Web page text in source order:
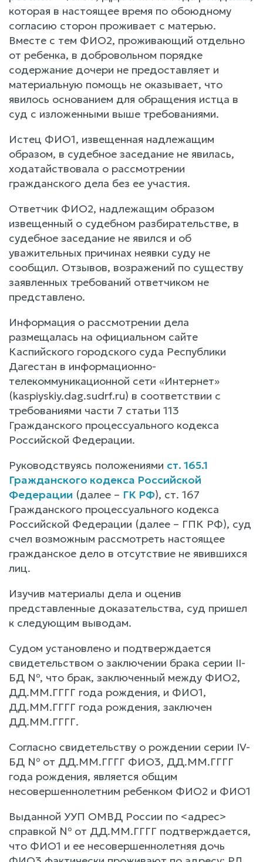
которая в настоящее время по обоюдному
согласию сторон проживает с матерью.
Вместе с тем ФИО2, проживающий отдельно
от ребенка, в добровольном порядке
содержание дочери не предоставляет и
материальную помощь не оказывает, что
явилось основанием для обращения истца в
суд с изложенными выше требованиями.
Истец ФИО1, извещенная надлежащим
образом, в судебное заседание не явилась,
ходатайствовала о рассмотрении
гражданского дела без ее участия.
Ответчик ФИО2, надлежащим образом
извещенный о судебном разбирательстве, в
судебное заседание не явился и об
уважительных причинах неявки суду не
сообщил. Отзывов, возражений по существу
заявленных требований ответчиком не
представлено.
Информация о рассмотрении дела
размещалась на официальном сайте
Каспийского городского суда Республики
Дагестан в информационно-
телекоммуникационной сети «Интернет»
(kaspiyskiy.dag.sudrf.ru) в соответствии с
требованиями части 7 статьи 113
Гражданского процессуального кодекса
Российской Федерации.
Руководствуясь положениями ст. 165.1
Гражданского кодекса Российской
Федерации (далее – ГК РФ), ст. 167
Гражданского процессуального кодекса
Российской Федерации (далее – ГПК РФ), суд
счел возможным рассмотреть настоящее
гражданское дело в отсутствие не явившихся
лиц.
Изучив материалы дела и оценив
представленные доказательства, суд пришел
к следующим выводам.
Судом установлено и подтверждается
свидетельством о заключении брака серии II-
БД №, что брак, заключенный между ФИО2,
ДД.ММ.ГГГГ года рождения, и ФИО1,
ДД.ММ.ГГГГ года рождения, заключен
ДД.ММ.ГГГГ.
Согласно свидетельству о рождении серии IV-
БД № от ДД.ММ.ГГГГ ФИО3, ДД.ММ.ГГГГ
года рождения, является общим
несовершеннолетним ребенком ФИО2 и ФИО1
Выданной УУП ОМВД России по <адрес>
справкой № от ДД.ММ.ГГГГ подтверждается,
что ФИО1 и ее несовершеннолетняя дочь